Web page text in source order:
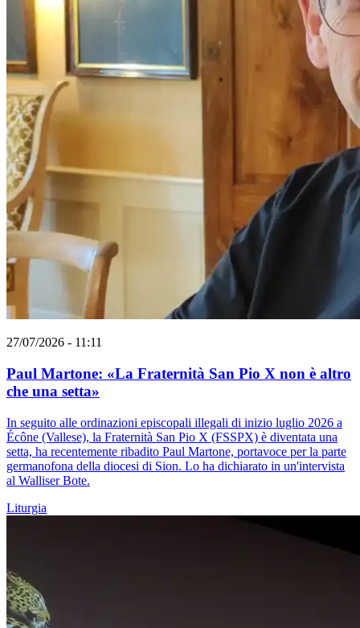
27/07/2026 - 11:11
Paul Martone: «La Fraternità San Pio X non è altro
che una setta»
In seguito alle ordinazioni episcopali illegali di inizio luglio 2026 a
Écône (Vallese), la Fraternità San Pio X (FSSPX) è diventata una
setta, ha recentemente ribadito Paul Martone, portavoce per la parte
germanofona della diocesi di Sion. Lo ha dichiarato in un'intervista
al Walliser Bote.
Liturgia